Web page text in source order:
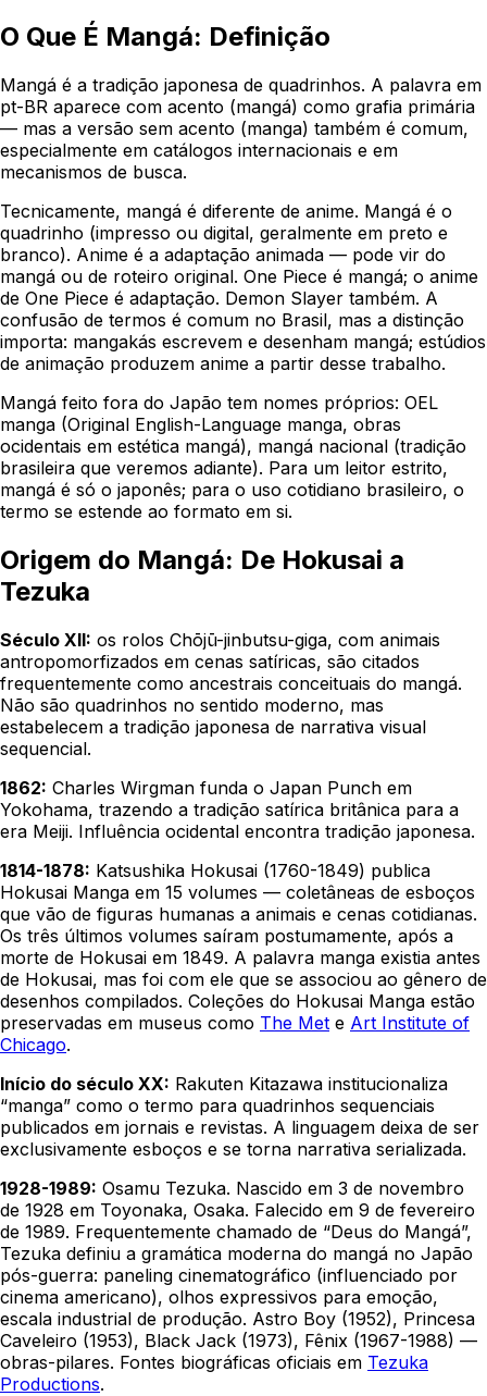
O Que É Mangá: Definição
Mangá é a tradição japonesa de quadrinhos. A palavra em
pt-BR aparece com acento (mangá) como grafia primária
— mas a versão sem acento (manga) também é comum,
especialmente em catálogos internacionais e em
mecanismos de busca.
Tecnicamente, mangá é diferente de anime. Mangá é o
quadrinho (impresso ou digital, geralmente em preto e
branco). Anime é a adaptação animada — pode vir do
mangá ou de roteiro original. One Piece é mangá; o anime
de One Piece é adaptação. Demon Slayer também. A
confusão de termos é comum no Brasil, mas a distinção
importa: mangakás escrevem e desenham mangá; estúdios
de animação produzem anime a partir desse trabalho.
Mangá feito fora do Japão tem nomes próprios: OEL
manga (Original English-Language manga, obras
ocidentais em estética mangá), mangá nacional (tradição
brasileira que veremos adiante). Para um leitor estrito,
mangá é só o japonês; para o uso cotidiano brasileiro, o
termo se estende ao formato em si.
Origem do Mangá: De Hokusai a
Tezuka
Século XII: os rolos Chōjū-jinbutsu-giga, com animais
antropomorfizados em cenas satíricas, são citados
frequentemente como ancestrais conceituais do mangá.
Não são quadrinhos no sentido moderno, mas
estabelecem a tradição japonesa de narrativa visual
sequencial.
1862: Charles Wirgman funda o Japan Punch em
Yokohama, trazendo a tradição satírica britânica para a
era Meiji. Influência ocidental encontra tradição japonesa.
1814-1878: Katsushika Hokusai (1760-1849) publica
Hokusai Manga em 15 volumes — coletâneas de esboços
que vão de figuras humanas a animais e cenas cotidianas.
Os três últimos volumes saíram postumamente, após a
morte de Hokusai em 1849. A palavra manga existia antes
de Hokusai, mas foi com ele que se associou ao gênero de
desenhos compilados. Coleções do Hokusai Manga estão
preservadas em museus como The Met e Art Institute of
Chicago.
Início do século XX: Rakuten Kitazawa institucionaliza
“manga” como o termo para quadrinhos sequenciais
publicados em jornais e revistas. A linguagem deixa de ser
exclusivamente esboços e se torna narrativa serializada.
1928-1989: Osamu Tezuka. Nascido em 3 de novembro
de 1928 em Toyonaka, Osaka. Falecido em 9 de fevereiro
de 1989. Frequentemente chamado de “Deus do Mangá”,
Tezuka definiu a gramática moderna do mangá no Japão
pós-guerra: paneling cinematográfico (influenciado por
cinema americano), olhos expressivos para emoção,
escala industrial de produção. Astro Boy (1952), Princesa
Caveleiro (1953), Black Jack (1973), Fênix (1967-1988) —
obras-pilares. Fontes biográficas oficiais em Tezuka
Productions.